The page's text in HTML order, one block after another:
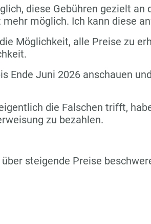
diese Gebühren gezielt an
möglich. Ich kann diese
Möglichkeit, alle Preise zu
Ende Juni 2026 anschauen
die Falschen trifft,
zu bezahlen.
steigende Preise